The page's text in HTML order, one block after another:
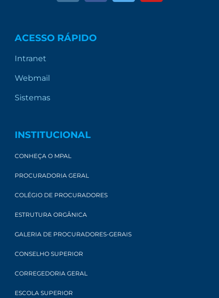
ACESSO RÁPIDO
Intranet
Webmail
Sistemas
INSTITUCIONAL
CONHEÇA O MPAL
PROCURADORIA GERAL
COLÉGIO DE PROCURADORES
ESTRUTURA ORGÂNICA
GALERIA DE PROCURADORES-GERAIS
CONSELHO SUPERIOR
CORREGEDORIA GERAL
ESCOLA SUPERIOR